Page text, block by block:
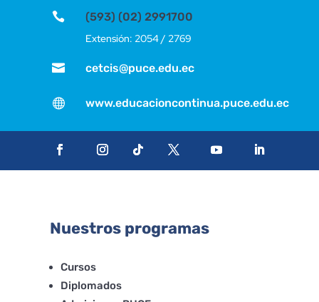
 (593) (02) 2991700
Extensión: 2054 / 2769
 cetcis@puce.edu.ec
 www.educacioncontinua.puce.edu.ec
Nuestros programas
Cursos
Diplomados